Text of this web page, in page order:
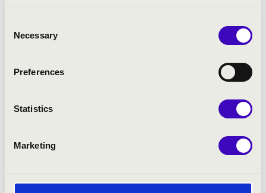
Selection
Necessary
Preferences
Statistics
Marketing